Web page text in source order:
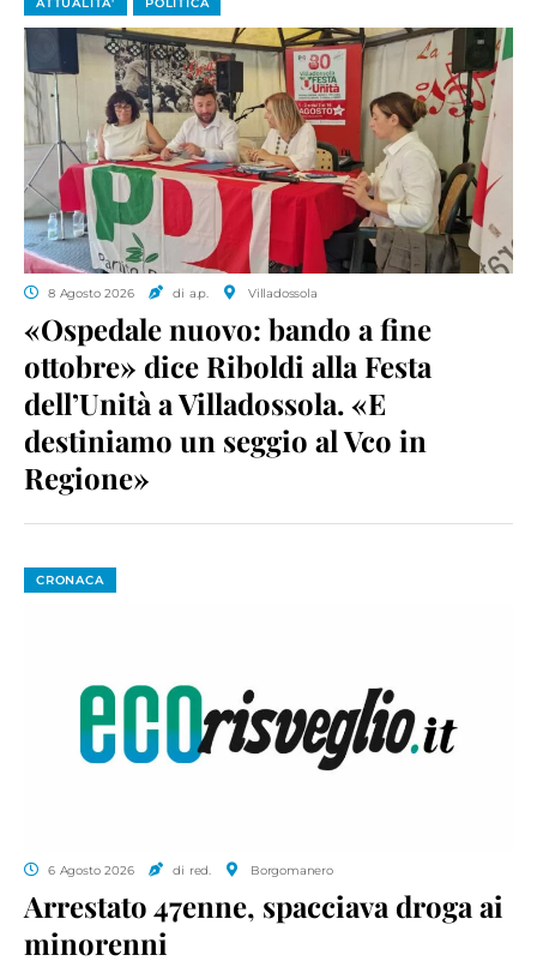
8 Agosto 2026 di a.p. Villadossola
«Ospedale nuovo: bando a fine
ottobre» dice Riboldi alla Festa
dell’Unità a Villadossola. «E
destiniamo un seggio al Vco in
Regione»
CRONACA
6 Agosto 2026 di red. Borgomanero
Arrestato 47enne, spacciava droga ai
minorenni